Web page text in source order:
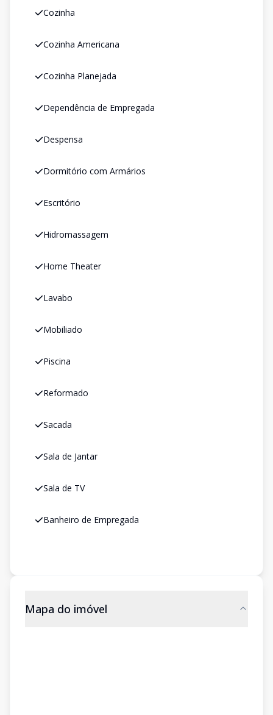
Cozinha
Cozinha Americana
Cozinha Planejada
Dependência de Empregada
Despensa
Dormitório com Armários
Escritório
Hidromassagem
Home Theater
Lavabo
Mobiliado
Piscina
Reformado
Sacada
Sala de Jantar
Sala de TV
Banheiro de Empregada
Mapa do imóvel